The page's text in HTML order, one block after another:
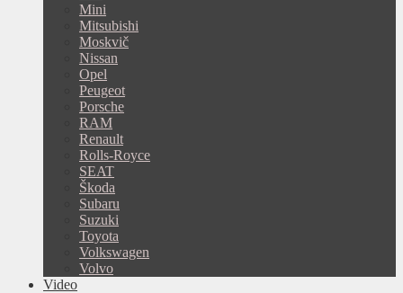
Mini
Mitsubishi
Moskvič
Nissan
Opel
Peugeot
Porsche
RAM
Renault
Rolls-Royce
SEAT
Škoda
Subaru
Suzuki
Toyota
Volkswagen
Volvo
Video